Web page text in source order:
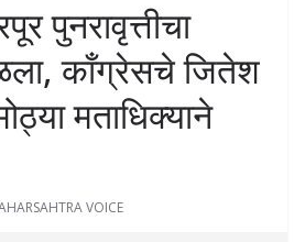
पुनरावृत्तीचा
काँग्रेसचे जितेश
मताधिक्याने
VOICE